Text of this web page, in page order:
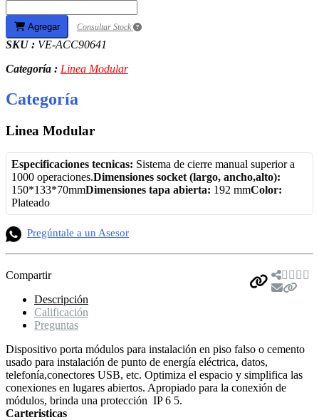
Agregar Consultar Stock
SKU : VE-ACC90641
Categoría : Linea Modular
Categoría
Linea Modular
Especificaciones tecnicas: Sistema de cierre manual superior a
1000 operaciones.Dimensiones socket (largo, ancho,alto):
150*133*70mmDimensiones tapa abierta: 192 mmColor:
Plateado
Pregúntale a un Asesor
Compartir
Descripción
Calificación
Preguntas
Dispositivo porta módulos para instalación en piso falso o cemento
usado para instalación de punto de energía eléctrica, datos,
telefonía,conectores USB, etc. Optimiza el espacio y simplifica las
conexiones en lugares abiertos. Apropiado para la conexión de
módulos, brinda una protección IP 6 5.
Carteristicas